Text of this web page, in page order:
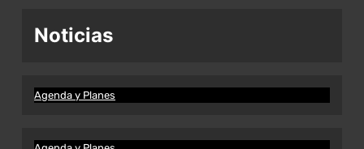
Noticias
Agenda y Planes